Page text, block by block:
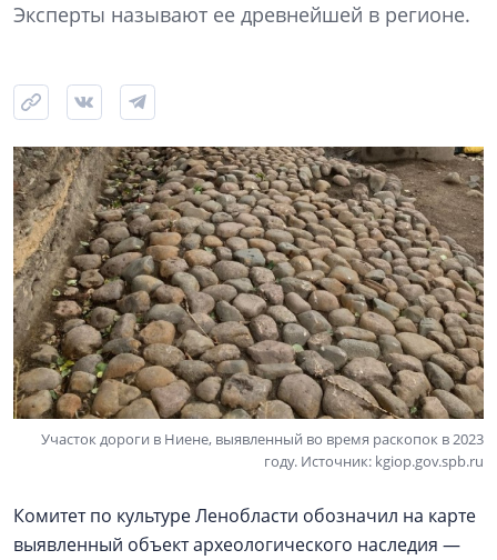
Эксперты называют ее древнейшей в регионе.
Участок дороги в Ниене, выявленный во время раскопок в 2023
году. Источник: kgiop.gov.spb.ru
Комитет по культуре Ленобласти обозначил на карте
выявленный объект археологического наследия —